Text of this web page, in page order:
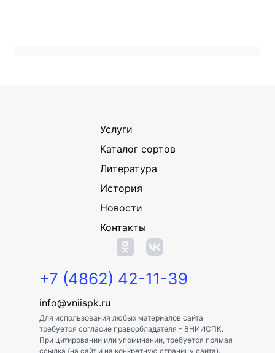
Услуги
Каталог сортов
Литература
История
Новости
Контакты
+7 (4862) 42-11-39
info@vniispk.ru
Для использования любых материалов сайта
требуется согласие правообладателя - ВНИИСПК.
При цитировании или упоминании, требуется прямая
ссылка (на сайт и на конкретную страницу сайта).